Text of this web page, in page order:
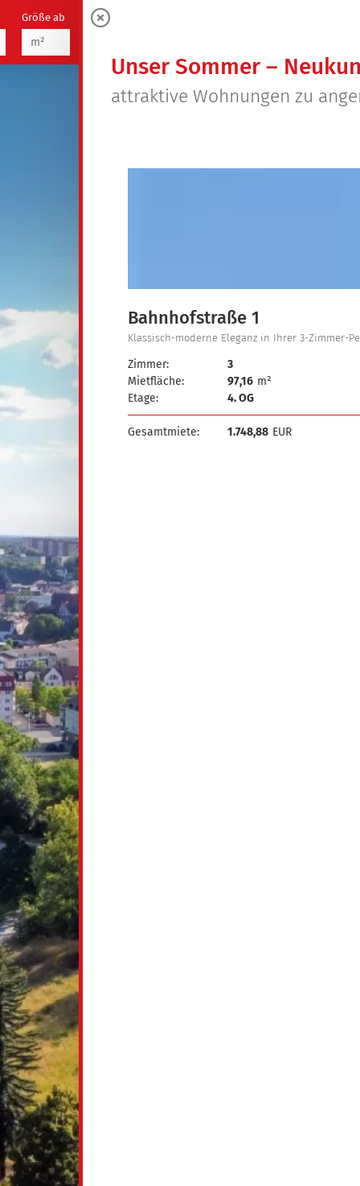
Größe ab Zimmer
Unser Sommer –
attraktive Wohnungen zu
Bahnhofstraße 1
Klassisch-moderne Eleganz in Ihrer 3-Zimmer-
Zimmer:
3
Mietfläche:
97,16 m²
Etage:
4. OG
Gesamtmiete: 1.748,88 EUR